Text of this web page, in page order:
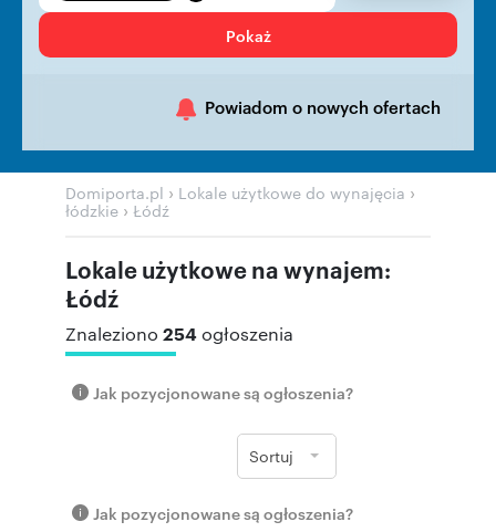
Pokaż
Powiadom o nowych ofertach
Domiporta.pl › Lokale użytkowe do wynajęcia ›
łódzkie › Łódź
Lokale użytkowe na wynajem:
Łódź
Znaleziono 254ogłoszenia
Jak pozycjonowane są ogłoszenia?
Sortuj
Jak pozycjonowane są ogłoszenia?